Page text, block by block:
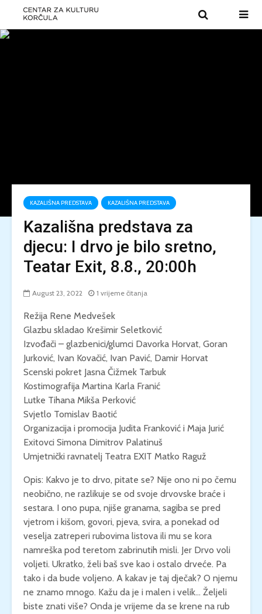
KAZALIŠNA PREDSTAVA KAZALIŠNA PREDSTAVA
Kazališna predstava za
djecu: I drvo je bilo sretno,
Teatar Exit, 8.8., 20:00h
August 23, 2022 1 vrijeme čitanja
Režija Rene Medvešek
Glazbu skladao Krešimir Seletković
Izvođači – glazbenici/glumci Davorka Horvat, Goran
Jurković, Ivan Kovačić, Ivan Pavić, Damir Horvat
Scenski pokret Jasna Čižmek Tarbuk
Kostimografija Martina Karla Franić
Lutke Tihana Mikša Perković
Svjetlo Tomislav Baotić
Organizacija i promocija Judita Franković i Maja Jurić
Exitovci Simona Dimitrov Palatinuš
Umjetnički ravnatelj Teatra EXIT Matko Raguž
Opis: Kakvo je to drvo, pitate se? Nije ono ni po čemu
neobično, ne razlikuje se od svoje drvovske braće i
sestara. I ono pupa, njiše granama, sagiba se pred
vjetrom i kišom, govori, pjeva, svira, a ponekad od
veselja zatreperi rubovima listova ili mu se kora
namreška pod teretom zabrinutih misli. Jer Drvo voli
voljeti. Ukratko, želi baš sve kao i ostalo drveće. Pa
tako i da bude voljeno. A kakav je taj dječak? O njemu
ne znamo mnogo. Kažu da je i malen i velik… Željeli
biste znati više? Onda je vrijeme da se krene na rub